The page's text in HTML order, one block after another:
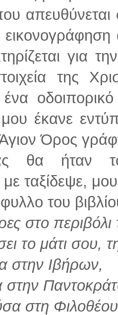
για
της
μου έκανε
Όρος
θα ήταν
ταξίδεψε,
του
στο
το μάτι σου,
στην Ιβήρων,
στην
στη